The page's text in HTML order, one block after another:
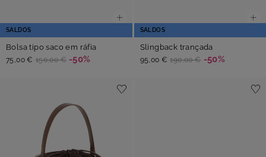
SALDOS
Bolsa tipo saco em ráfia
75,00 € 150,00 € -50%
SALDOS
Slingback trançada
95,00 € 190,00 € -50%